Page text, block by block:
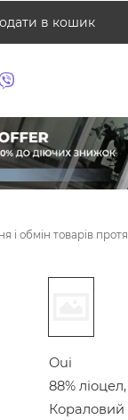
в кошик
і обмін товарів
Oui
88%
Кораловий